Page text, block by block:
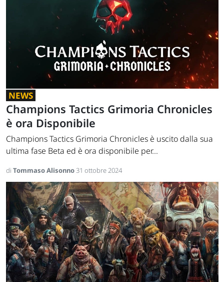
NEWS
Champions Tactics Grimoria Chronicles
è ora Disponibile
Champions Tactics Grimoria Chronicles è uscito dalla sua
ultima fase Beta ed è ora disponibile per...
di Tommaso Alisonno31 ottobre 2024